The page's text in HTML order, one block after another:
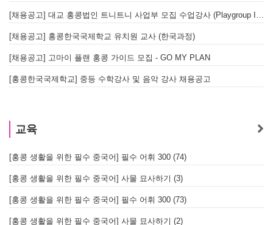
[채용공고] 홍콩한국국제학교 유치원 교사 (한국과정)
[채용공고] 고마이 플랜 홍콩 가이드 모집 - GO MY PLAN
[홍콩한국국제학교] 중등 수학강사 및 음악 강사 채용공고
교육
[홍콩 생활을 위한 필수 중국어] 필수 어휘 300 (74)
[홍콩 생활을 위한 필수 중국어] 사물 묘사하기 (3)
[홍콩 생활을 위한 필수 중국어] 필수 어휘 300 (73)
[홍콩 생활을 위한 필수 중국어] 사물 묘사하기 (2)